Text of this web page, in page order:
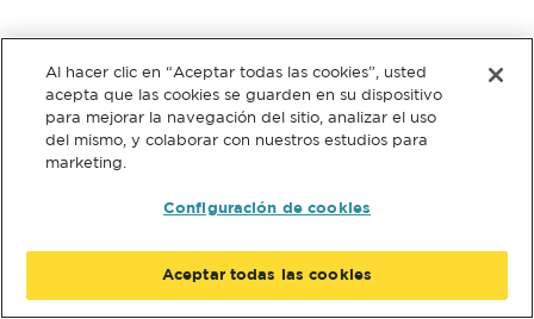
Al hacer clic en “Aceptar todas las cookies”, usted
acepta que las cookies se guarden en su dispositivo
para mejorar la navegación del sitio, analizar el uso
del mismo, y colaborar con nuestros estudios para
marketing.
Configuración de cookies
Aceptar todas las cookies